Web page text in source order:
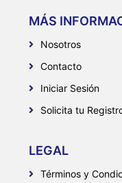
MÁS
Nosotros
Contacto
Iniciar Sesión
Solicita tu
LEGAL
Términos y